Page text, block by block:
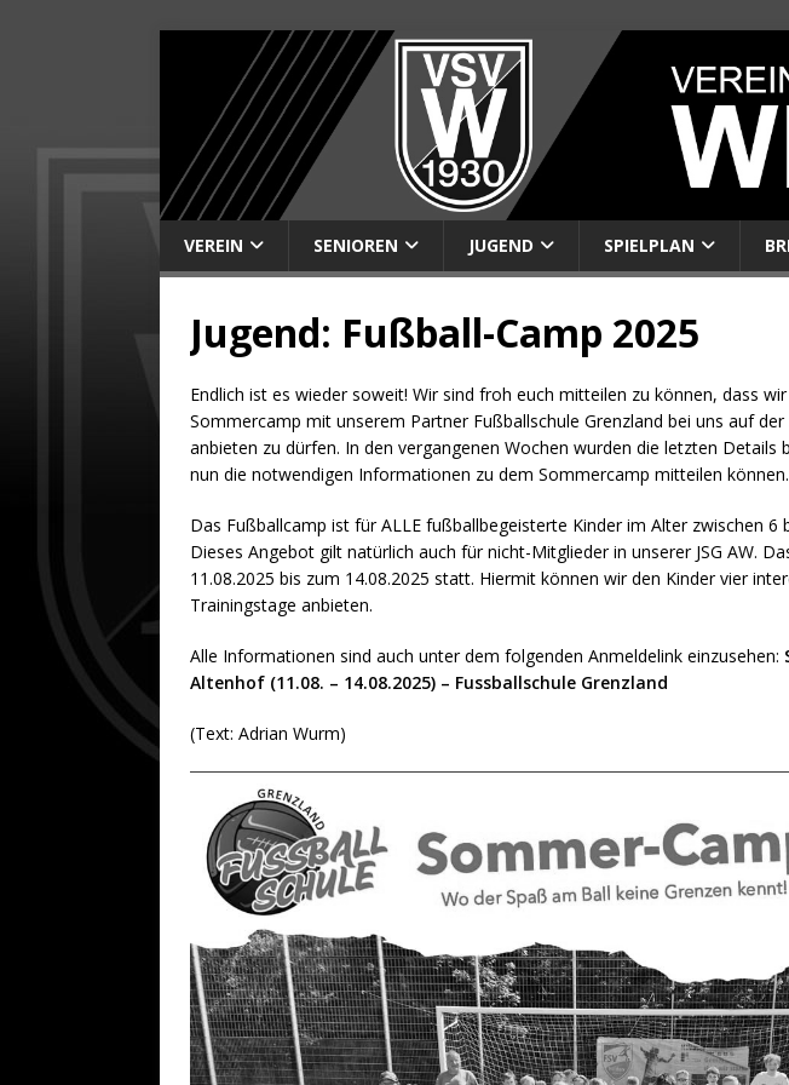
VEREIN SENIOREN JUGEND SPIELPLAN
Jugend: Fußball-Camp 2025
Endlich ist es wieder soweit! Wir sind froh euch mitteilen zu können, dass wir
Sommercamp mit unserem Partner Fußballschule Grenzland bei uns auf
anbieten zu dürfen. In den vergangenen Wochen wurden die letzten Details
nun die notwendigen Informationen zu dem Sommercamp mitteilen können.
Das Fußballcamp ist für ALLE fußballbegeisterte Kinder im Alter zwischen 6
Dieses Angebot gilt natürlich auch für nicht-Mitglieder in unserer JSG AW.
11.08.2025 bis zum 14.08.2025 statt. Hiermit können wir den Kinder vier
Trainingstage anbieten.
Alle Informationen sind auch unter dem folgenden Anmeldelink einzusehen:
Altenhof (11.08. – 14.08.2025) – Fussballschule Grenzland
(Text: Adrian Wurm)